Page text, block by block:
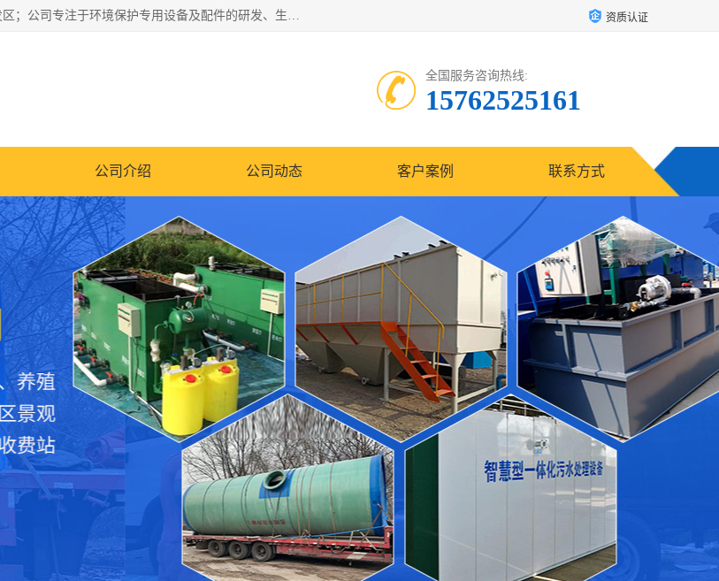
潍坊帝洁环保设备有限公司成立于2019年，位于山东省潍坊市潍城经济开发区；公司专注于环境保护专用设备及配件的研发、生产、安装与销售，同时涉及医用消毒设备、机电设备和仪器仪表的销售。此外，公司提供环保工程施工、环保技术研发与转让、技术服务以及环境工程专项设计服务，致力于为客户提供全面的环保解决方案，助力绿色可持续发展。 资质认证
全国服务咨询热线:
15762525161
公司介绍 公司动态 客户案例 联系方式